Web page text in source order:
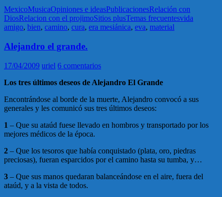
MexicoMusicaOpiniones e ideasPublicacionesRelación con
DiosRelacion con el projimoSitios plusTemas frecuentesvida
amigo, bien, camino, cura, era mesiánica, eva, material
Alejandro el grande.
17/04/2009 uriel 6 comentarios
Los tres últimos deseos de Alejandro El Grande
Encontrándose al borde de la muerte, Alejandro convocó a sus
generales y les comunicó sus tres últimos deseos:
1 – Que su ataúd fuese llevado en hombros y transportado por los
mejores médicos de la época.
2 – Que los tesoros que había conquistado (plata, oro, piedras
preciosas), fueran esparcidos por el camino hasta su tumba, y…
3 – Que sus manos quedaran balanceándose en el aire, fuera del
ataúd, y a la vista de todos.